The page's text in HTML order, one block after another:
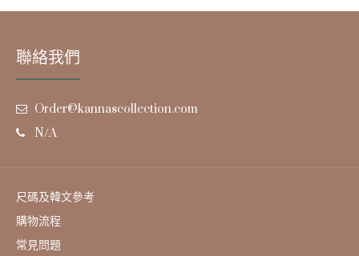
聯絡我們
Order@kannascollection.com
N/A
尺碼及韓文參考
購物流程
常見問題